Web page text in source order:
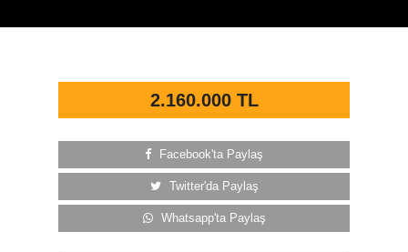
2.160.000 TL
Facebook'ta Paylaş
Twitter'da Paylaş
Whatsapp'ta Paylaş